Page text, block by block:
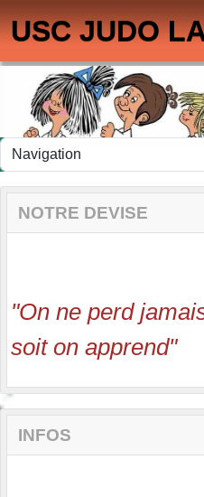
USC JUDO
NOTRE DEVISE
"On ne perd
soit on apprend"
INFOS